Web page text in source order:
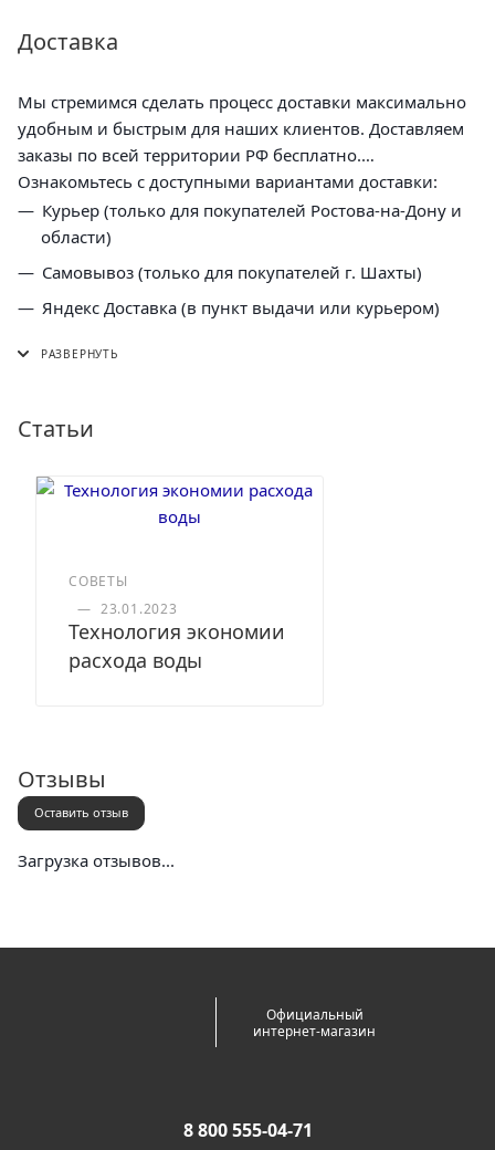
Доставка
Мы стремимся сделать процесс доставки максимально
удобным и быстрым для наших клиентов. Доставляем
заказы по всей территории РФ бесплатно.
Ознакомьтесь с доступными вариантами доставки:
Курьер (только для покупателей Ростова-на-Дону и
области)
Самовывоз (только для покупателей г. Шахты)
Яндекс Доставка (в пункт выдачи или курьером)
Статьи
СОВЕТЫ
— 23.01.2023
Технология экономии
расхода воды
Отзывы
Оставить отзыв
Загрузка отзывов...
Официальный
интернет-магазин
8 800 555-04-71